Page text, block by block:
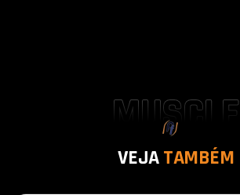
MUSCLE
VEJATAMBÉM